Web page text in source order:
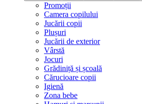
Promoții
Camera copilului
Jucării copii
Plușuri
Jucării de exterior
Vârstă
Jocuri
Grădiniță și școală
Cărucioare copii
Igienă
Zona bebe